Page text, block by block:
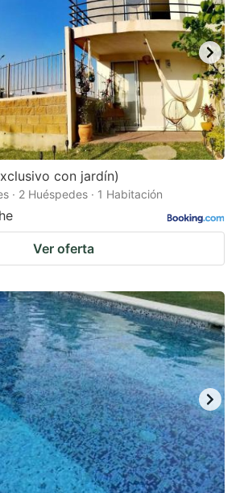
con jardín)
· 2 Huéspedes · 1 Habitación
Ver oferta